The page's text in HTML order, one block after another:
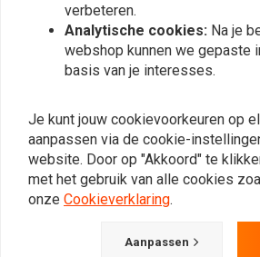
verbeteren.
Analytische cookies: Na je
webshop kunnen we gepaste
basis van je interesses.
Je kunt jouw cookievoorkeuren op
aanpassen via de cookie-
website. Door op "Akkoord" te
met het gebruik van alle cookies
onze Cookieverklaring.
Aanpassen